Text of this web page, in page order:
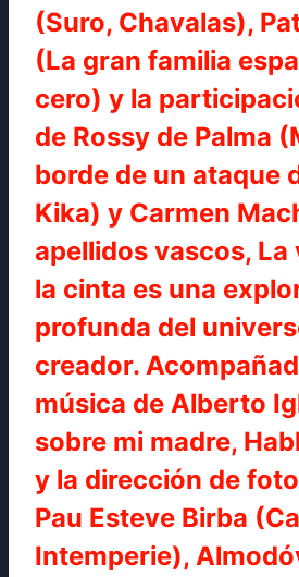
(Suro, Chavalas),
(La gran familia
cero) y la
de Rossy de Palma
borde de un ataque
Kika) y Carmen
apellidos vascos,
la cinta es una
profunda del
creador.
música de Alberto
sobre mi madre,
y la dirección de
Pau Esteve Birba
Intemperie),